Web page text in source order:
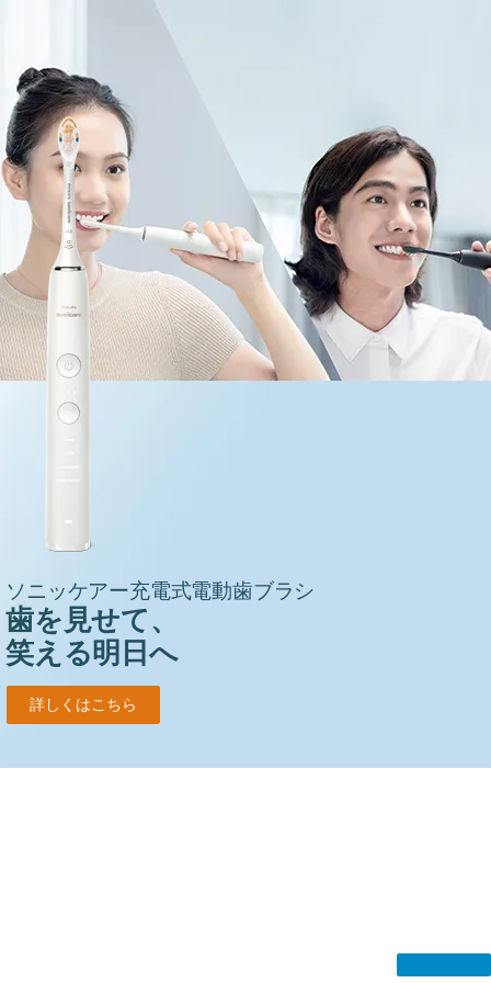
ソニッケアー充電式電動歯ブラシ
歯を見せて、
笑える明日へ
詳しくはこちら